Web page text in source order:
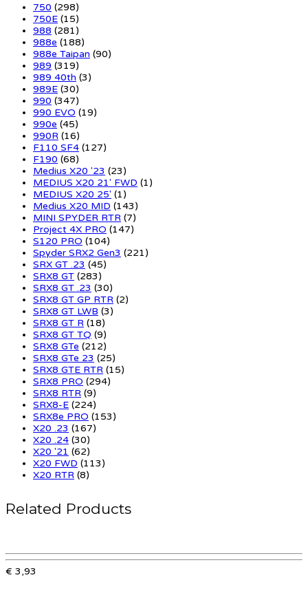
750 (298)
750E (15)
988 (281)
988e (188)
988e Taipan (90)
989 (319)
989 40th (3)
989E (30)
990 (347)
990 EVO (19)
990e (45)
990R (16)
F110 SF4 (127)
F190 (68)
Medius X20 '23 (23)
MEDIUS X20 21' FWD (1)
MEDIUS X20 25' (1)
Medius X20 MID (143)
MINI SPYDER RTR (7)
Project 4X PRO (147)
S120 PRO (104)
Spyder SRX2 Gen3 (221)
SRX GT .23 (45)
SRX8 GT (283)
SRX8 GT .23 (30)
SRX8 GT GP RTR (2)
SRX8 GT LWB (3)
SRX8 GT R (18)
SRX8 GT TQ (9)
SRX8 GTe (212)
SRX8 GTe 23 (25)
SRX8 GTE RTR (15)
SRX8 PRO (294)
SRX8 RTR (9)
SRX8-E (224)
SRX8e PRO (153)
X20 .23 (167)
X20 .24 (30)
X20 '21 (62)
X20 FWD (113)
X20 RTR (8)
Related Products
€ 3,93